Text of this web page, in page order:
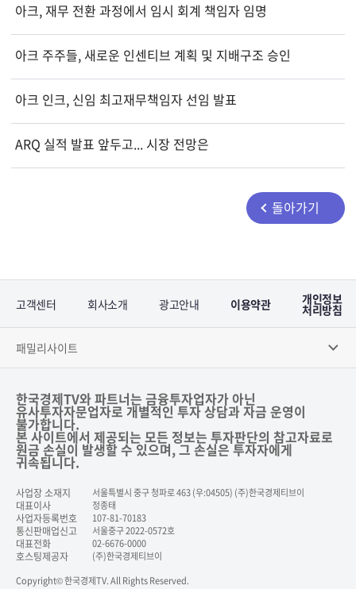
아크, 재무 전환 과정에서 임시 회계 책임자 임명
아크 주주들, 새로운 인센티브 계획 및 지배구조 승인
아크 인크, 신임 최고재무책임자 선임 발표
ARQ 실적 발표 앞두고... 시장 전망은
돌아가기
고객센터 회사소개 광고안내 이용약관 개인정보
처리방침
패밀리사이트
한국경제TV와 파트너는 금융투자업자가 아닌
유사투자자문업자로 개별적인 투자 상담과 자금 운영이
불가합니다.
본 사이트에서 제공되는 모든 정보는 투자판단의 참고자료로
원금 손실이 발생할 수 있으며, 그 손실은 투자자에게
귀속됩니다.
사업장 소재지 서울특별시 중구 청파로 463 (우:04505) (주)한국경제티브이
대표이사 정종태
사업자등록번호 107-81-70183
통신판매업신고 서울중구 2022-0572호
대표전화 02-6676-0000
호스팅제공자
(주)한국경제티브이
Copyright© 한국경제TV. All Rights Reserved.